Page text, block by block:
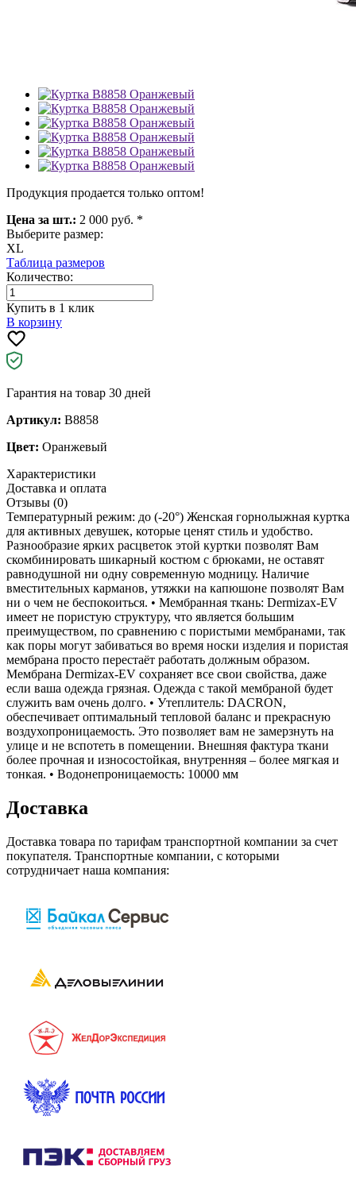
Продукция продается только оптом!
Цена за шт.: 2 000 руб. *
Выберите размер:
XL
Таблица размеров
Количество:
Купить в 1 клик
В корзину
Гарантия на товар 30 дней
Артикул: B8858
Цвет: Оранжевый
Характеристики
Доставка и оплата
Отзывы (0)
Температурный режим: до (-20°) Женская горнолыжная куртка
для активных девушек, которые ценят стиль и удобство.
Разнообразие ярких расцветок этой куртки позволят Вам
скомбинировать шикарный костюм с брюками, не оставят
равнодушной ни одну современную модницу. Наличие
вместительных карманов, утяжки на капюшоне позволят Вам
ни о чем не беспокоиться. • Мембранная ткань: Dermizax-EV
имеет не пористую структуру, что является большим
преимуществом, по сравнению с пористыми мембранами, так
как поры могут забиваться во время носки изделия и пористая
мембрана просто перестаёт работать должным образом.
Мембрана Dermizax-EV сохраняет все свои свойства, даже
если ваша одежда грязная. Одежда с такой мембраной будет
служить вам очень долго. • Утеплитель: DACRON,
обеспечивает оптимальный тепловой баланс и прекрасную
воздухопроницаемость. Это позволяет вам не замерзнуть на
улице и не вспотеть в помещении. Внешняя фактура ткани
более прочная и износостойкая, внутренняя – более мягкая и
тонкая. • Водонепроницаемость: 10000 мм
Доставка
Доставка товара по тарифам транспортной компании за счет
покупателя. Транспортные компании, с которыми
сотрудничает наша компания: